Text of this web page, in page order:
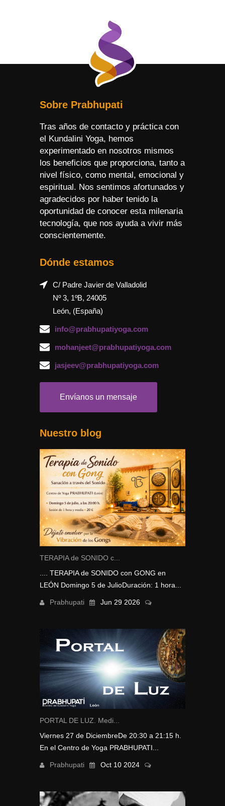
Sobre Prabhupati
Tras años de contacto y práctica con
el Kundalini Yoga, hemos
experimentado en nosotros mismos
los beneficios que proporciona, tanto a
nivel físico, como mental, emocional y
espiritual. Nos sentimos afortunados y
agradecidos por haber tenido la
oportunidad de conocer esta milenaria
tecnología, que nos ayuda a vivir más
conscientemente.
Dónde estamos
C/ Padre Javier de Valladolid
Nº 3, 1ºB, 24005
León, (España)
info@prabhupatiyoga.com
mohanjeet@prabhupatiyoga.com
jasjeev@prabhupatiyoga.com
Envíanos un mensaje
Nuestro blog
TERAPIA de SONIDO c...
.... TERAPIA de SONIDO con GONG en
LEÓN Domingo 5 de JulioDuración: 1 hora...
Prabhupati Jun 29 2026
PORTAL DE LUZ. Medi...
Viernes 27 de DiciembreDe 20:30 a 21:15 h.
En el Centro de Yoga PRABHUPATI...
Prabhupati Oct 10 2024